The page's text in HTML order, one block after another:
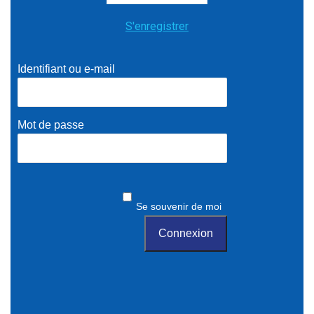
S'enregistrer
Identifiant ou e-mail
Mot de passe
Se souvenir de moi